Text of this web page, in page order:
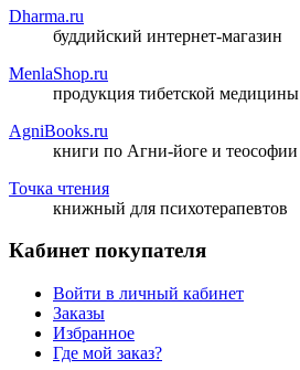
Dharma.ru
буддийский интернет-магазин
MenlaShop.ru
продукция тибетской медицины
AgniBooks.ru
книги по Агни-йоге и теософии
Точка чтения
книжный для психотерапевтов
Кабинет покупателя
Войти в личный кабинет
Заказы
Избранное
Где мой заказ?